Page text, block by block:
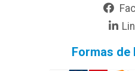
Formas de